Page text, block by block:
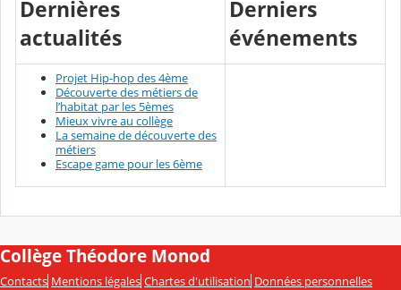
Dernières
actualités
Derniers
événements
Projet Hip-hop des 4ème
Découverte des métiers de
l’habitat par les 5èmes
Mieux vivre au collège
La semaine de découverte des
métiers
Escape game pour les 6ème
Collège Théodore Monod
Contacts Mentions légales Chartes d'utilisation Données personnelles